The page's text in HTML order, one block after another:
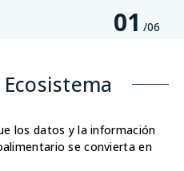
01 /06
los datos y la información
se convierta en